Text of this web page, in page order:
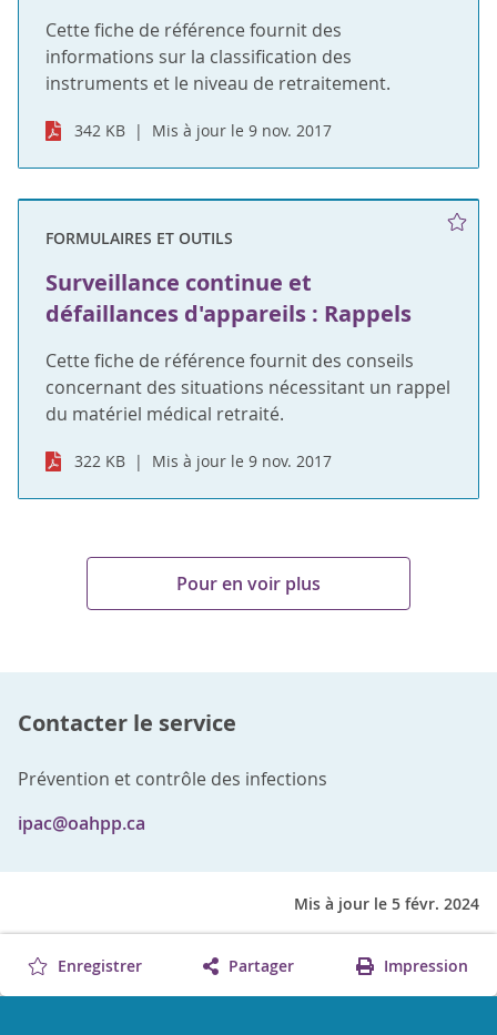
Cette fiche de référence fournit des
informations sur la classification des
instruments et le niveau de retraitement.
342 KB Mis à jour le 9 nov. 2017
FORMULAIRES ET OUTILS
Surveillance continue et
défaillances d'appareils : Rappels
Cette fiche de référence fournit des conseils
concernant des situations nécessitant un rappel
du matériel médical retraité.
322 KB Mis à jour le 9 nov. 2017
Pour en voir plus
Contacter le service
Prévention et contrôle des infections
ipac@oahpp.ca
Mis à jour le 5 févr. 2024
Enregistrer Partager Impression